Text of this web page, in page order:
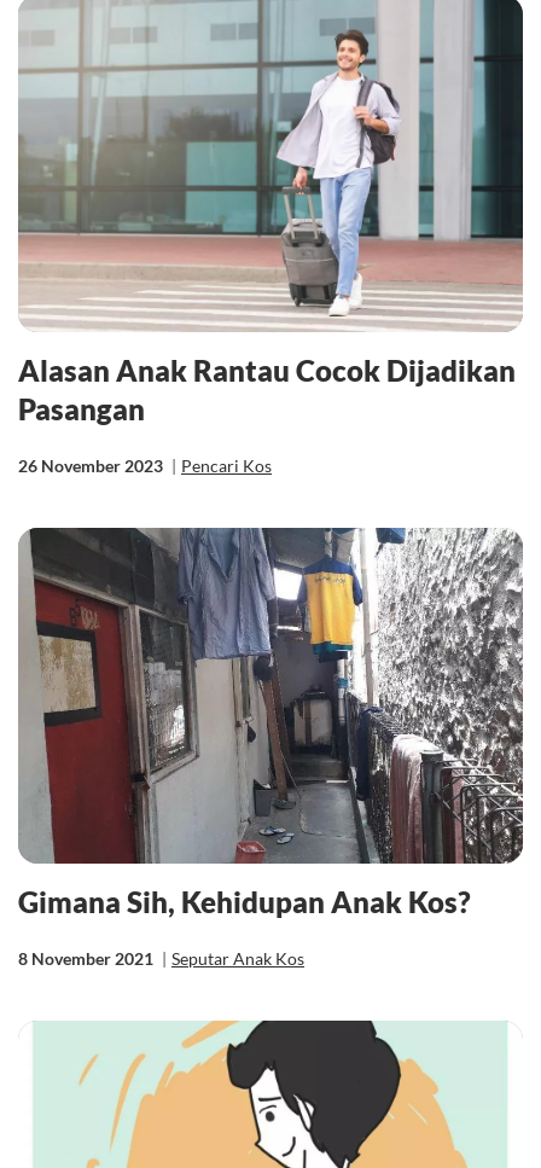
Alasan Anak Rantau Cocok Dijadikan
Pasangan
26 November 2023 | Pencari Kos
Gimana Sih, Kehidupan Anak Kos?
8 November 2021 | Seputar Anak Kos